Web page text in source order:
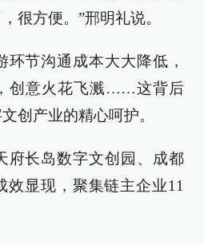
很方便。”邢明礼说。
环节沟通成本大大降低，
创意火花飞溅……这背后
创产业的精心呵护。
府长岛数字文创园、成都
效显现，聚集链主企业11